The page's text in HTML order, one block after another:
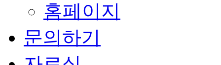
홈페이지
문의하기